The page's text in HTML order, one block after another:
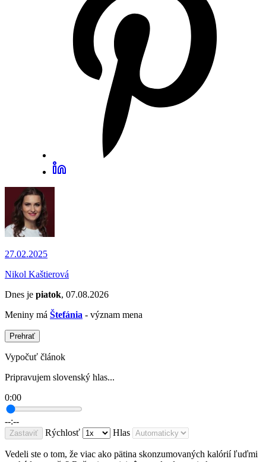
27.02.2025
Nikol Kaštierová
Dnes je piatok, 07.08.2026
Meniny má Štefánia - význam mena
Prehrať
Vypočuť článok
Pripravujem slovenský hlas...
0:00
--:--
Zastaviť Rýchlosť Hlas
Vedeli ste o tom, že viac ako pätina skonzumovaných kalórií ľuďmi